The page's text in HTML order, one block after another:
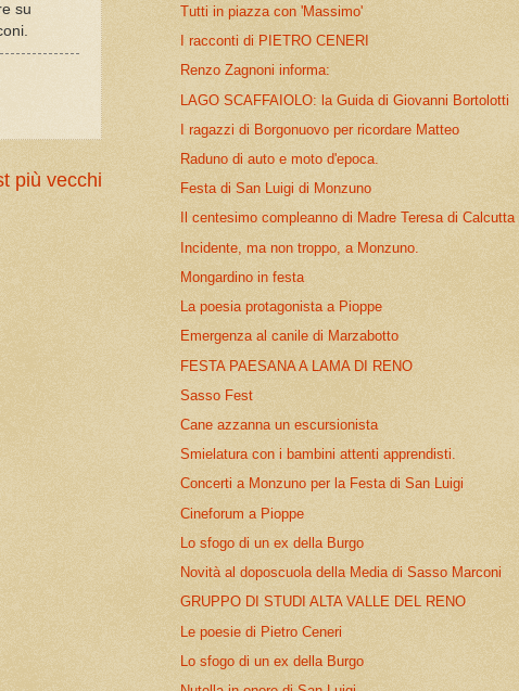
su
più vecchi
Tutti in piazza con 'Massimo'
I racconti di PIETRO CENERI
Renzo Zagnoni informa:
LAGO SCAFFAIOLO: la Guida di Giovanni Bortolotti
I ragazzi di Borgonuovo per ricordare Matteo
Raduno di auto e moto d'epoca.
Festa di San Luigi di Monzuno
Il centesimo compleanno di Madre Teresa di Calcutta
Incidente, ma non troppo, a Monzuno.
Mongardino in festa
La poesia protagonista a Pioppe
Emergenza al canile di Marzabotto
FESTA PAESANA A LAMA DI RENO
Sasso Fest
Cane azzanna un escursionista
Smielatura con i bambini attenti apprendisti.
Concerti a Monzuno per la Festa di San Luigi
Cineforum a Pioppe
Lo sfogo di un ex della Burgo
Novità al doposcuola della Media di Sasso Marconi
GRUPPO DI STUDI ALTA VALLE DEL RENO
Le poesie di Pietro Ceneri
Lo sfogo di un ex della Burgo